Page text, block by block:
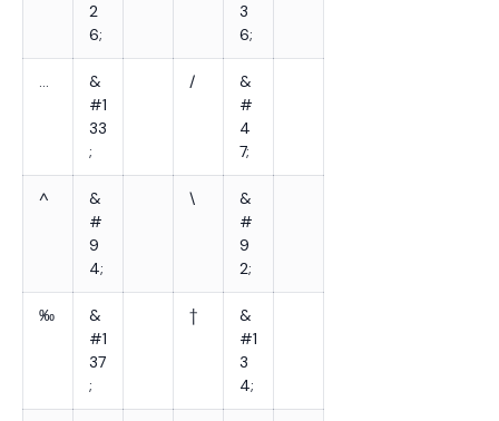
2
6;
3
6;
…
&
#1
33
;
/
&
#
4
7;
^
&
#
9
4;
\
&
#
9
2;
‰
&
#1
37
;
†
&
#1
3
4;